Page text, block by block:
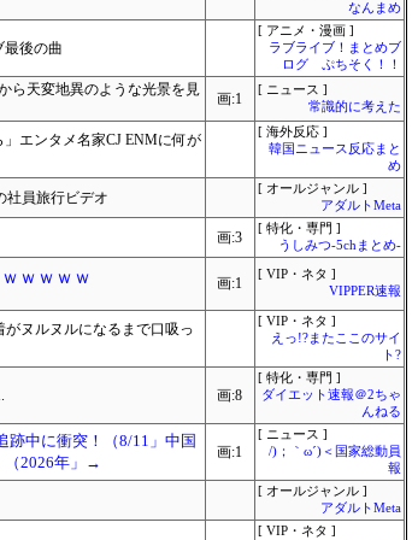
なんまめ
最後の曲
[ アニメ・漫画 ]
ラブライブ！まとめブ
ログ ぷちそく！！
ら天変地異のような光景を見
画:1
[ ニュース ]
常識的に考えた
エンタメ名家CJ ENMに何が
[ 海外反応 ]
韓国ニュース反応まと
め
社員旅行ビデオ
[ オールジャンル ]
アダルトMeta
画:3
[ 特化・専門 ]
うしみつ-5chまとめ-
ｗｗｗｗ 画:1
[ VIP・ネタ ]
VIPPER速報
ヌルヌルになるまで口吸っ
[ VIP・ネタ ]
えっ!?またここのサイ
ト?
画:8
[ 特化・専門 ]
ダイエット速報＠2ちゃ
んねる
跡中に衝突！（8/11」中国
（2026年」→
画:1
[ ニュース ]
/)；｀ω´)＜国家総動員
報
[ オールジャンル ]
アダルトMeta
[ VIP・ネタ ]